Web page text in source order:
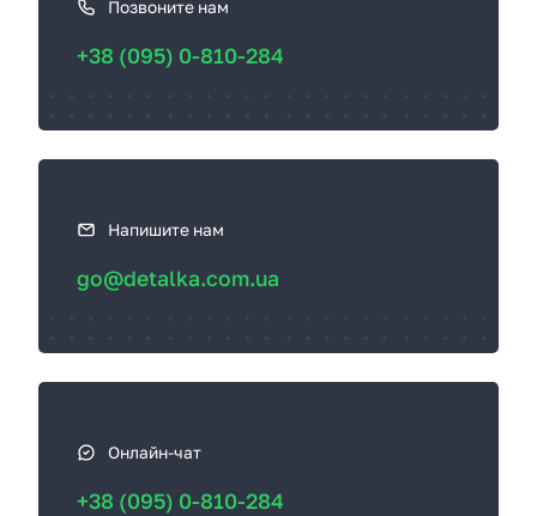
з
а
Позвоните нам
+38 (095) 0-810-284
Напишите нам
go@detalka.com.ua
Онлайн-чат
+38 (095) 0-810-284